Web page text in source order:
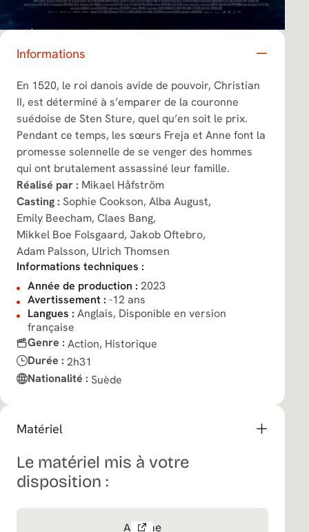
Informations
En 1520, le roi danois avide de pouvoir, Christian
II, est déterminé à s’emparer de la couronne
suédoise de Sten Sture, quel qu’en soit le prix.
Pendant ce temps, les sœurs Freja et Anne font la
promesse solennelle de se venger des hommes
qui ont brutalement assassiné leur famille.
Réalisé par : Mikael Håfström
Casting : Sophie Cookson, Alba August,
Emily Beecham, Claes Bang,
Mikkel Boe Folsgaard, Jakob Oftebro,
Adam Palsson, Ulrich Thomsen
Informations techniques :
Année de production : 2023
Avertissement : -12 ans
Langues : Anglais, Disponible en version
française
Genre : Action, Historique
Durée : 2h31
Nationalité : Suède
Matériel
Le matériel mis à votre
disposition :
Affiche